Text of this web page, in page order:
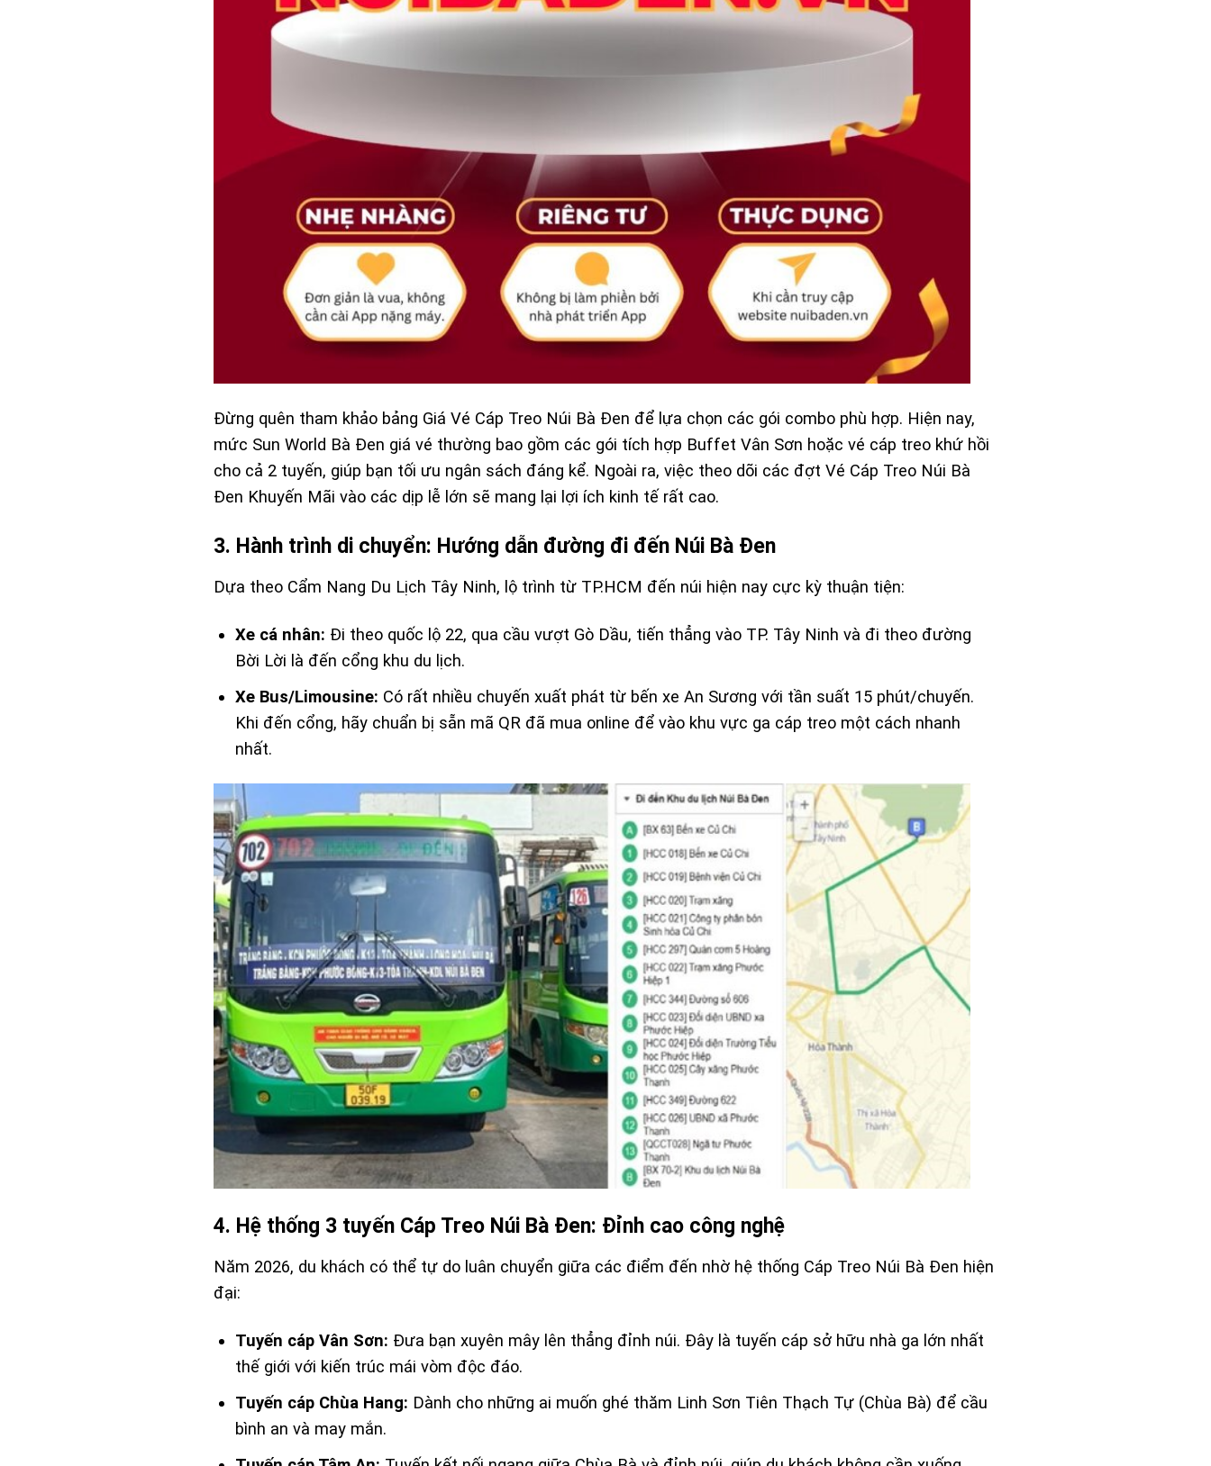
Đừng quên tham khảo bảng Giá Vé Cáp Treo Núi Bà Đen để lựa chọn các gói combo phù hợp. Hiện nay,
mức Sun World Bà Đen giá vé thường bao gồm các gói tích hợp Buffet Vân Sơn hoặc vé cáp treo khứ hồi
cho cả 2 tuyến, giúp bạn tối ưu ngân sách đáng kể. Ngoài ra, việc theo dõi các đợt Vé Cáp Treo Núi Bà
Đen Khuyến Mãi vào các dịp lễ lớn sẽ mang lại lợi ích kinh tế rất cao.
3. Hành trình di chuyển: Hướng dẫn đường đi đến Núi Bà Đen
Dựa theo Cẩm Nang Du Lịch Tây Ninh, lộ trình từ TP.HCM đến núi hiện nay cực kỳ thuận tiện:
Xe cá nhân: Đi theo quốc lộ 22, qua cầu vượt Gò Dầu, tiến thẳng vào TP. Tây Ninh và đi theo đường
Bời Lời là đến cổng khu du lịch.
Xe Bus/Limousine: Có rất nhiều chuyến xuất phát từ bến xe An Sương với tần suất 15 phút/chuyến.
Khi đến cổng, hãy chuẩn bị sẵn mã QR đã mua online để vào khu vực ga cáp treo một cách nhanh
nhất.
4. Hệ thống 3 tuyến Cáp Treo Núi Bà Đen: Đỉnh cao công nghệ
Năm 2026, du khách có thể tự do luân chuyển giữa các điểm đến nhờ hệ thống Cáp Treo Núi Bà Đen hiện
đại:
Tuyến cáp Vân Sơn: Đưa bạn xuyên mây lên thẳng đỉnh núi. Đây là tuyến cáp sở hữu nhà ga lớn nhất
thế giới với kiến trúc mái vòm độc đáo.
Tuyến cáp Chùa Hang: Dành cho những ai muốn ghé thăm Linh Sơn Tiên Thạch Tự (Chùa Bà) để cầu
bình an và may mắn.